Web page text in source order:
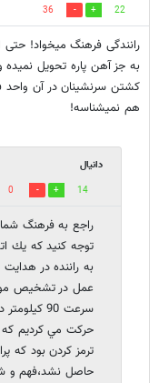
22
36
رانندگی فرهنگ میخواد!
به جز آهن پاره تحویل
کشتن سرنشینان در آن واحد
هم نمیشناسه!
دانيال
14
0
راجع به فرهنگ
توجه كنيد كه يك
عمل در تشخيص
سرعت 90
حركت مي كرديم
ترمز كردن بود كه
حاصل نشد،فهم و